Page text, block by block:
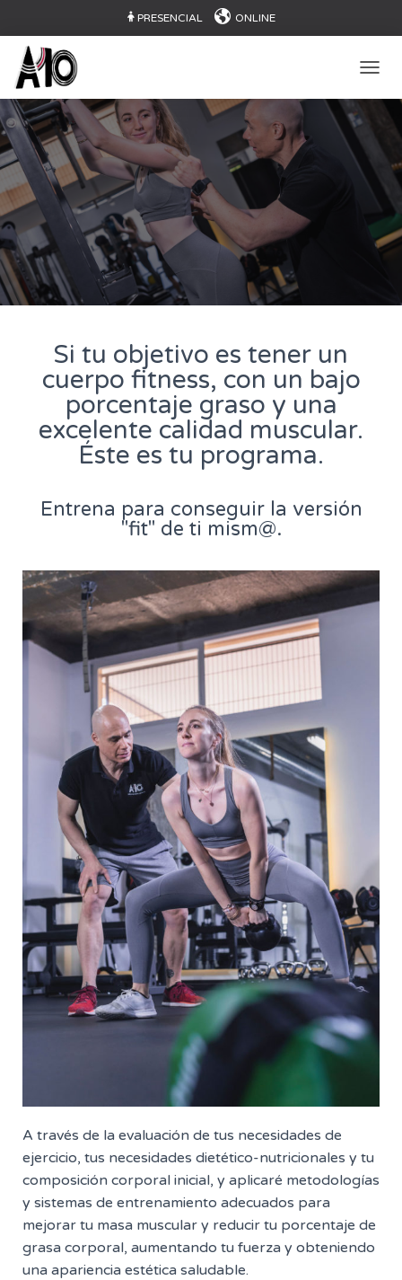
PRESENCIAL ONLINE
Si tu objetivo es tener un
cuerpo fitness, con un bajo
porcentaje graso y una
excelente calidad muscular.
Éste es tu programa.
Entrena para conseguir la versión
"fit" de ti mism@.
A través de la evaluación de tus necesidades de
ejercicio, tus necesidades dietético-nutricionales y tu
composición corporal inicial, y aplicaré metodologías
y sistemas de entrenamiento adecuados para
mejorar tu masa muscular y reducir tu porcentaje de
grasa corporal, aumentando tu fuerza y obteniendo
una apariencia estética saludable.